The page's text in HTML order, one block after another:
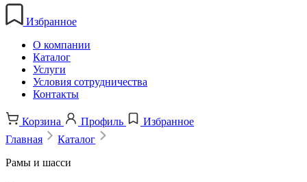
Избранное
О компании
Каталог
Услуги
Условия сотрудничества
Контакты
Корзина Профиль
Избранное
Главная
Каталог
Рамы и шасси